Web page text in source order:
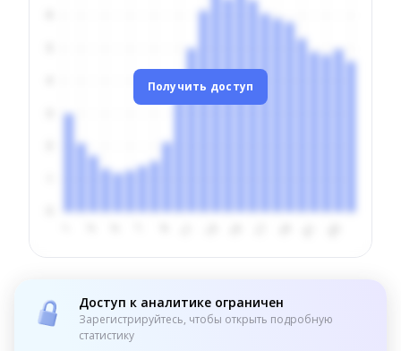
Получить доступ
Доступ к аналитике ограничен
Зарегистрируйтесь, чтобы открыть подробную
статистику